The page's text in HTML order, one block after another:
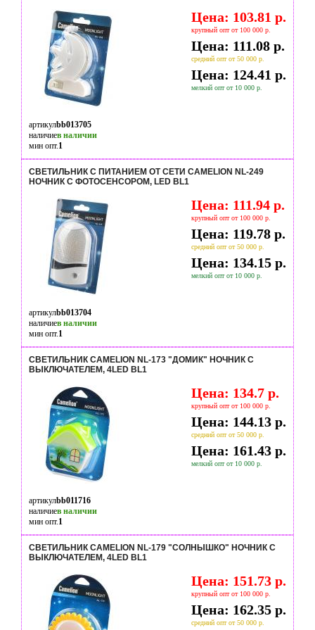
Цена: 103.81 р.
крупный опт от 100 000 р.
Цена: 111.08 р.
средний опт от 50 000 р.
Цена: 124.41 р.
мелкий опт от 10 000 р.
артикулbb013705
наличиев наличии
мин опт.1
СВЕТИЛЬНИК С ПИТАНИЕМ ОТ СЕТИ CAMELION NL-249
НОЧНИК С ФОТОСЕНСОРОМ, LED BL1
Цена: 111.94 р.
крупный опт от 100 000 р.
Цена: 119.78 р.
средний опт от 50 000 р.
Цена: 134.15 р.
мелкий опт от 10 000 р.
артикулbb013704
наличиев наличии
мин опт.1
СВЕТИЛЬНИК CAMELION NL-173 "ДОМИК" НОЧНИК С
ВЫКЛЮЧАТЕЛЕМ, 4LED BL1
Цена: 134.7 р.
крупный опт от 100 000 р.
Цена: 144.13 р.
средний опт от 50 000 р.
Цена: 161.43 р.
мелкий опт от 10 000 р.
артикулbb011716
наличиев наличии
мин опт.1
СВЕТИЛЬНИК CAMELION NL-179 "СОЛНЫШКО" НОЧНИК С
ВЫКЛЮЧАТЕЛЕМ, 4LED BL1
Цена: 151.73 р.
крупный опт от 100 000 р.
Цена: 162.35 р.
средний опт от 50 000 р.